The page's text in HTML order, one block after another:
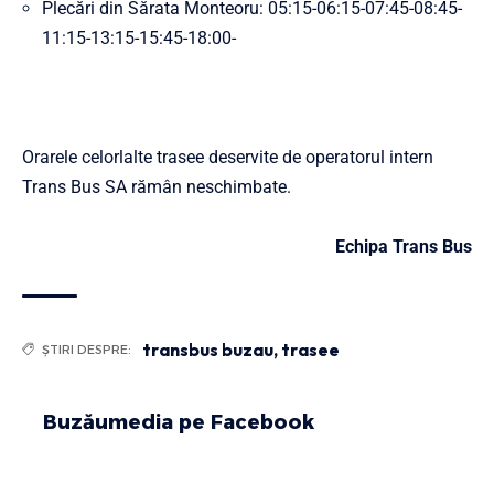
Plecări din Sărata Monteoru: 05:15-06:15-07:45-08:45-
11:15-13:15-15:45-18:00-
Orarele celorlalte trasee deservite de operatorul intern
Trans Bus SA rămân neschimbate.
Echipa Trans Bus
ȘTIRI DESPRE: transbus buzau, trasee
Buzăumedia pe Facebook